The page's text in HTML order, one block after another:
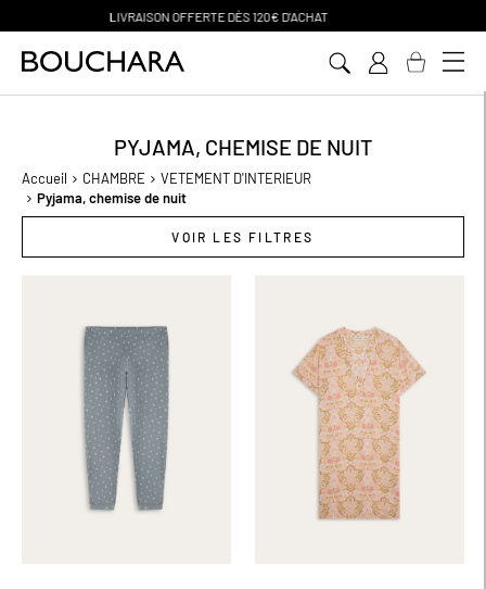
PAIEMENT EN 3 SANS FRAIS
PYJAMA, CHEMISE DE NUIT
Accueil CHAMBRE
VETEMENT D'INTERIEUR
Pyjama, chemise de nuit
VOIR LES FILTRES